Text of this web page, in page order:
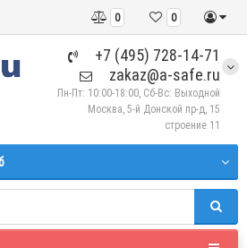
0
0
+7 (495) 728-14-71
zakaz@a-safe.ru
Пн-Пт: 10:00-18:00, Сб-Вс: Выходной
Москва, 5-й Донской пр-д, 15
строение 11